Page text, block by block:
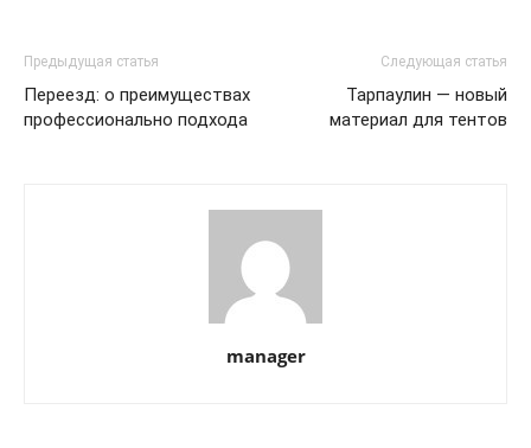
Предыдущая статья
Переезд: о преимуществах
профессионально подхода
Следующая статья
Тарпаулин — новый
материал для тентов
manager